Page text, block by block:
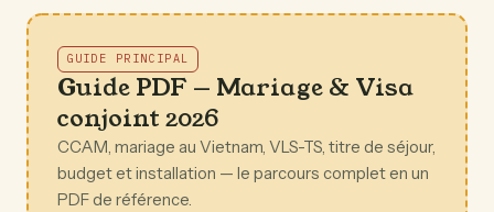
GUIDE PRINCIPAL
Guide PDF — Mariage & Visa
conjoint 2026
CCAM, mariage au Vietnam, VLS-TS, titre de séjour,
budget et installation — le parcours complet en un
PDF de référence.